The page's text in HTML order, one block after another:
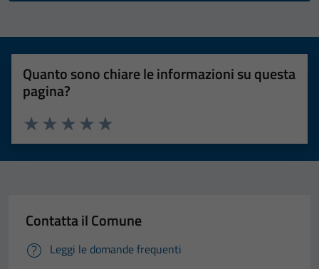
Quanto sono chiare le informazioni su questa
pagina?
Valuta 5 stelle su 5
Valuta 4 stelle su 5
Valuta 3 stelle su 5
Valuta 2 stelle su 5
Valuta 1 stelle su 5
Contatta il Comune
Leggi le domande frequenti